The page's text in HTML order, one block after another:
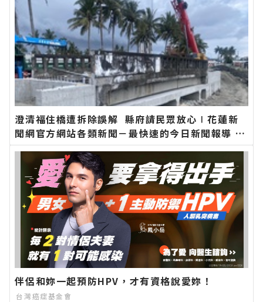
澄清福住橋遭拆除誤解 縣府請民眾放心∣花蓮新
聞網官方網站各類新聞－最快速的今日新聞報導 最
新的在地資訊！
伴侶和妳一起預防HPV，才有資格說愛妳！
台灣癌症基金會